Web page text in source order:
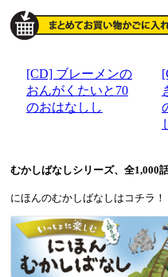
[CD] ブレーメンの
おんがくたいと70
のおはなしし
むかしばなしシリーズ、全1,000
にほんのむかしばなしはコチラ！